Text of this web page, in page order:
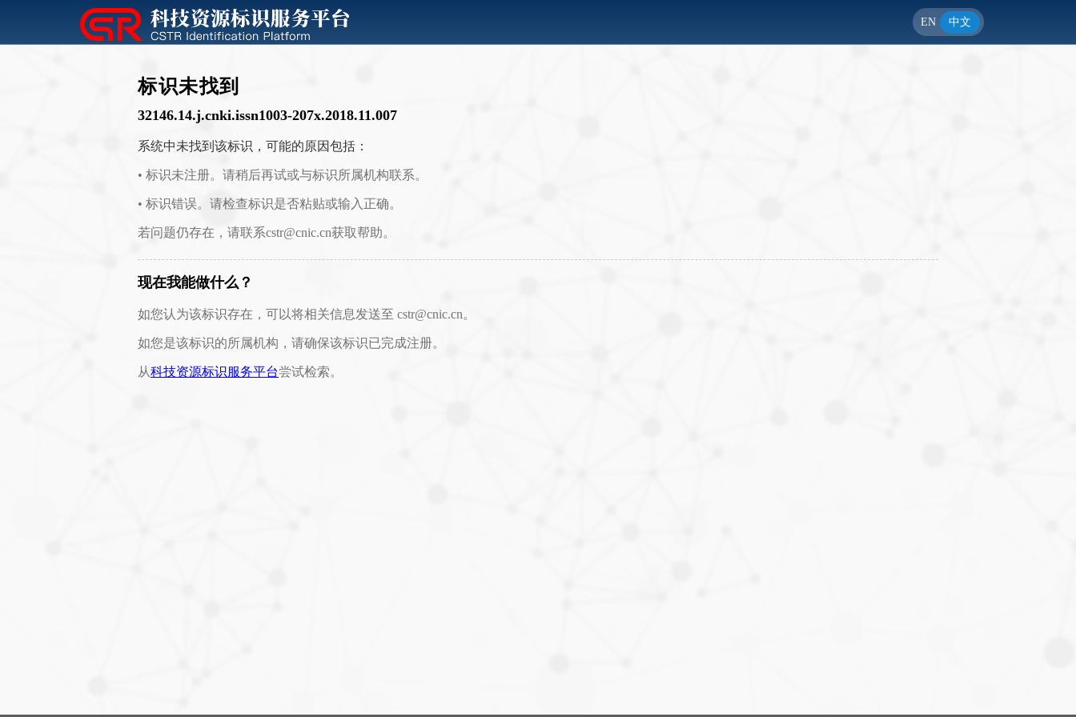
EN 中文
标识未找到
32146.14.j.cnki.issn1003-207x.2018.11.007
系统中未找到该标识，可能的原因包括：
• 标识未注册。请稍后再试或与标识所属机构联系。
• 标识错误。请检查标识是否粘贴或输入正确。
若问题仍存在，请联系cstr@cnic.cn获取帮助。
现在我能做什么？
如您认为该标识存在，可以将相关信息发送至 cstr@cnic.cn。
如您是该标识的所属机构，请确保该标识已完成注册。
从科技资源标识服务平台尝试检索。